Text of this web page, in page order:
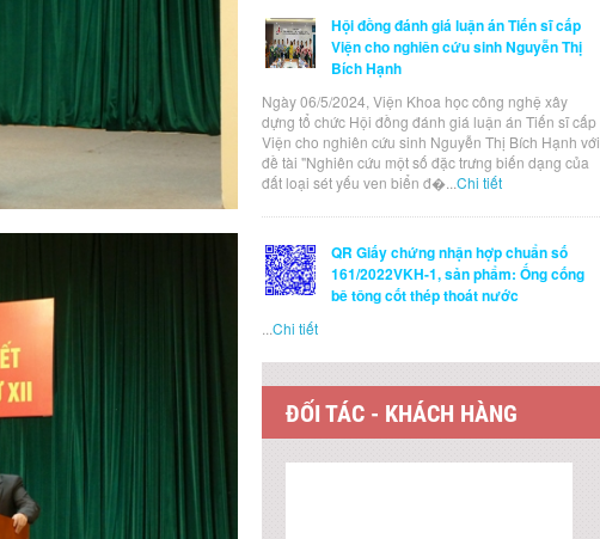
Hội đồng đánh giá luận án Tiến sĩ cấp
Viện cho nghiên cứu sinh Nguyễn Thị
Bích Hạnh
Ngày 06/5/2024, Viện Khoa học công nghệ xây
dựng tổ chức Hội đồng đánh giá luận án Tiến sĩ cấp
Viện cho nghiên cứu sinh Nguyễn Thị Bích Hạnh với
đề tài "Nghiên cứu một số đặc trưng biến dạng của
đất loại sét yếu ven biển đ�...Chi tiết
QR Giấy chứng nhận hợp chuẩn số
161/2022VKH-1, sản phẩm: Ống cống
bê tông cốt thép thoát nước
...Chi tiết
ĐỐI TÁC - KHÁCH HÀNG